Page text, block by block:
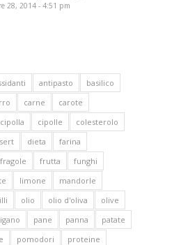
28, 2014 - 4:51 pm
antipasto
basilico
carne
carote
cipolla cipolle
colesterolo
dieta
farina
fragole frutta
funghi
limone
mandorle
olio olio d'oliva
olive
pane panna
patate
pomodori
proteine